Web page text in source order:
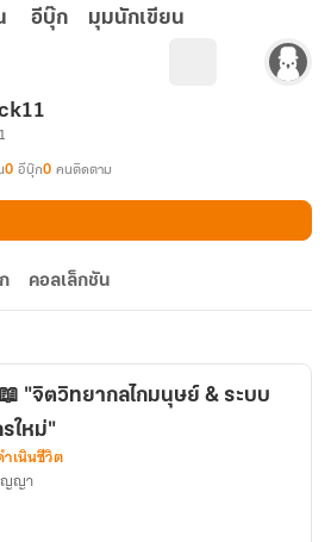
อีบุ๊ก มุมนักเขียน
0 อีบุ๊ก0 คนติดตาม
คอลเล็กชัน
"จิตวิทยากลไกมนุษย์ & ระบบ
ใหม่"
เนินชีวิต
ญญา